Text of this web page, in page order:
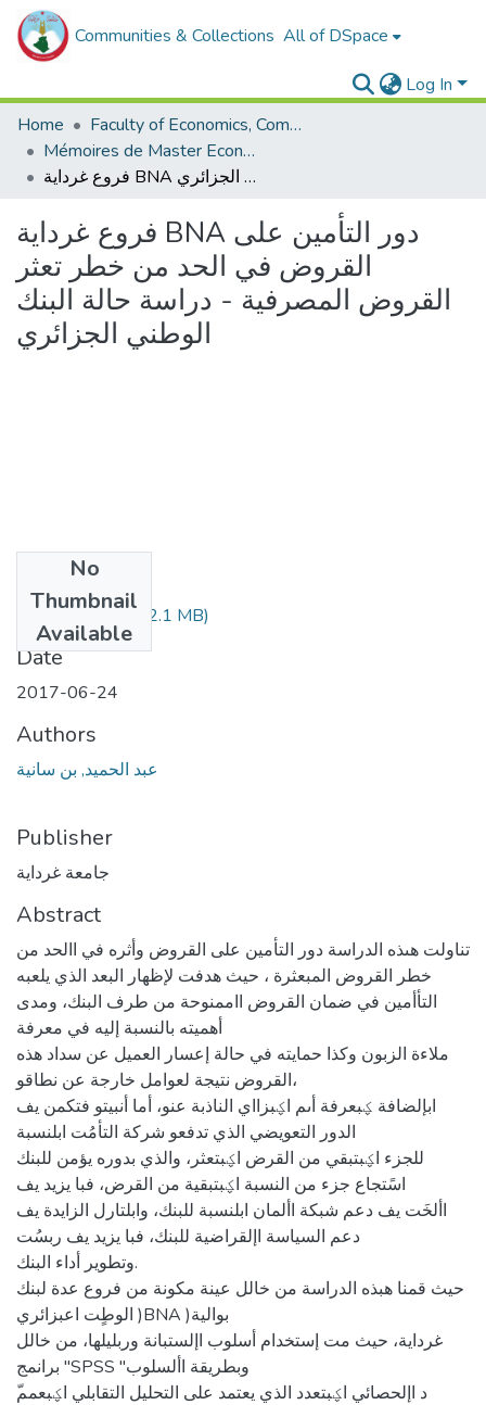
Communities & Collections All of DSpace
Log In
Home
Faculty of Economics, Commercial Sciences and Management Sciences
Mémoires de Master Economie
فروع غرداية BNA دور التأمين على القروض في الحد من خطر تعثر القروض المصرفية - دراسة حالة البنك الوطني الجزائري
فروع غرداية BNA دور التأمين على
القروض في الحد من خطر تعثر
القروض المصرفية - دراسة حالة البنك
الوطني الجزائري
No
Thumbnail
Available
388.04.399.pdf (2.1 MB)
Date
2017-06-24
Authors
عبد الحميد, بن سانية
Publisher
جامعة غرداية
Abstract
تناولت هىذه الدراسة دور التأمين على القروض وأثره في االحد من
خطر القروض المبعثرة ، حيث هدفت لإظهار البعد الذي يلعبه
التأأمين في ضمان القروض ااممنوحة من طرف البنك، ومدى
أهميته بالنسبة إليه في معرفة
ملاءة الزبون وكذا حمايته في حالة إعسار العميل عن سداد هذه
القروض نتيجة لعوامل خارجة عن نطاقو،
ابإلضافة ؼبعرفة أىم اؼبزااي الناذبة عنو، أما أنبيتو فتكمن يف
الدور التعويضي الذي تدفعو شركة التأمُت ابلنسبة
للجزء اؼبتبقي من القرض اؼبتعثر، والذي بدوره يؤمن للبنك
اسًتجاع جزء من النسبة اؼبتبقية من القرض، فبا يزيد يف
األخَت يف دعم شبكة األمان ابلنسبة للبنك، وابلتارل الزايدة يف
دعم السياسة اإلقراضية للبنك، فبا يزيد يف ربسُت
وتطوير أداء البنك.
حيث قمنا هبذه الدراسة من خالل عينة مكونة من فروع عدة لبنك
الوطٍت اعبزائري )BNA )بوالية
غرداية، حيث مت إستخدام أسلوب اإلستبانة وربليلها، من خالل
برانمج "SPSS "وبطريقة األسلوب